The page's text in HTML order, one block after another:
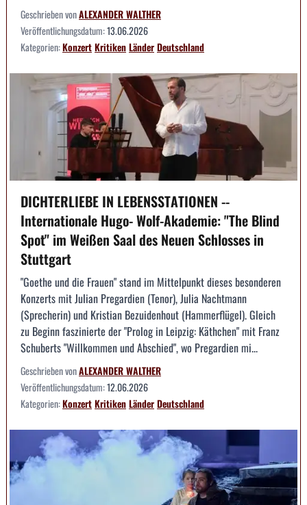
Geschrieben vonALEXANDER WALTHER
Veröffentlichungsdatum:13.06.2026
Kategorien:KonzertKritikenLänderDeutschland
DICHTERLIEBE IN LEBENSSTATIONEN --
Internationale Hugo- Wolf-Akademie: "The Blind
Spot" im Weißen Saal des Neuen Schlosses in
Stuttgart
"Goethe und die Frauen" stand im Mittelpunkt dieses besonderen
Konzerts mit Julian Pregardien (Tenor), Julia Nachtmann
(Sprecherin) und Kristian Bezuidenhout (Hammerflügel). Gleich
zu Beginn faszinierte der "Prolog in Leipzig: Käthchen" mit Franz
Schuberts "Willkommen und Abschied", wo Pregardien mi...
Geschrieben vonALEXANDER WALTHER
Veröffentlichungsdatum:12.06.2026
Kategorien:KonzertKritikenLänderDeutschland